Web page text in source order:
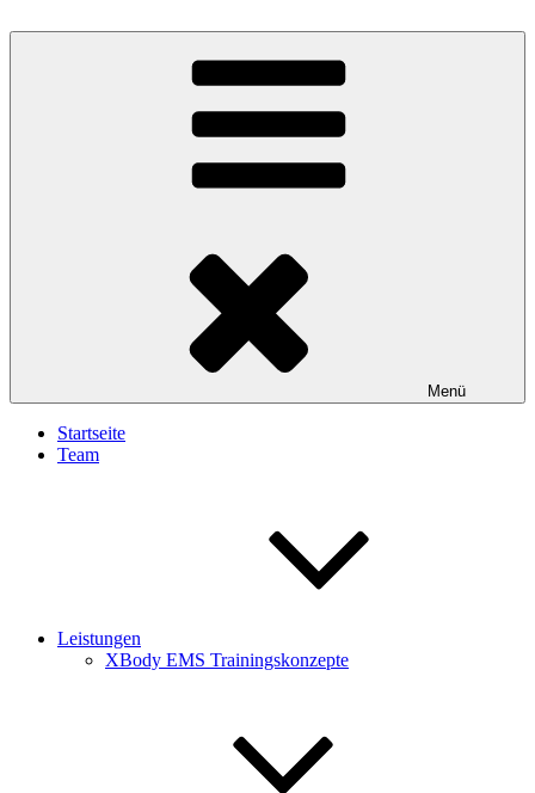
Inhalt
Menü
Startseite
Team
Leistungen
XBody EMS Trainingskonzepte